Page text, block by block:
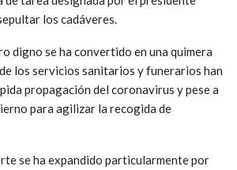
los cadáveres.
digno se ha convertido en una quimera
los servicios sanitarios y funerarios han
propagación del coronavirus y pese a
para agilizar la recogida de
se ha expandido particularmente por